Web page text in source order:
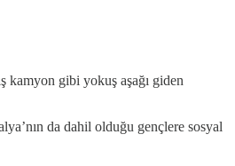
kamyon gibi yokuş aşağı giden
da dahil olduğu gençlere sosyal